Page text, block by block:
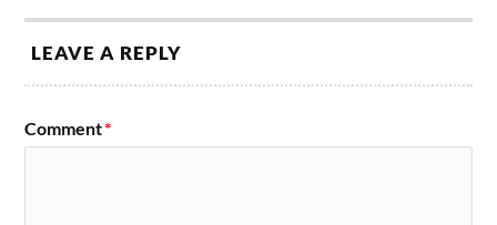
LEAVE A REPLY
Comment*